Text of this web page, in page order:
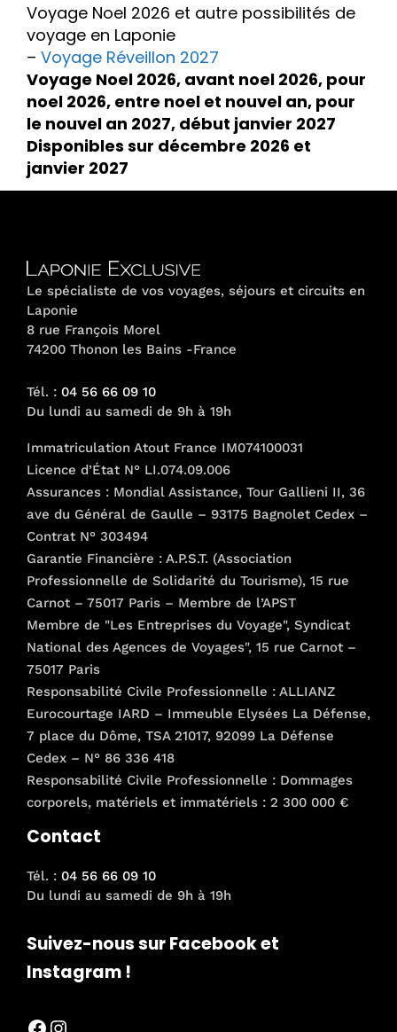
Voyage Noel 2026 et autre possibilités de
voyage en Laponie
– Voyage Réveillon 2027
Voyage Noel 2026, avant noel 2026, pour
noel 2026, entre noel et nouvel an, pour
le nouvel an 2027, début janvier 2027
Disponibles sur décembre 2026 et
janvier 2027
Le spécialiste de vos voyages, séjours et circuits en
Laponie
8 rue François Morel
74200 Thonon les Bains -France
Tél. : 04 56 66 09 10
Du lundi au samedi de 9h à 19h
Immatriculation Atout France IM074100031
Licence d’État N° LI.074.09.006
Assurances : Mondial Assistance, Tour Gallieni II, 36
ave du Général de Gaulle – 93175 Bagnolet Cedex –
Contrat N° 303494
Garantie Financière : A.P.S.T. (Association
Professionnelle de Solidarité du Tourisme), 15 rue
Carnot – 75017 Paris – Membre de l’APST
Membre de "Les Entreprises du Voyage", Syndicat
National des Agences de Voyages", 15 rue Carnot –
75017 Paris
Responsabilité Civile Professionnelle : ALLIANZ
Eurocourtage IARD – Immeuble Elysées La Défense,
7 place du Dôme, TSA 21017, 92099 La Défense
Cedex – N° 86 336 418
Responsabilité Civile Professionnelle : Dommages
corporels, matériels et immatériels : 2 300 000 €
Contact
Tél. : 04 56 66 09 10
Du lundi au samedi de 9h à 19h
Suivez-nous sur Facebook et
Instagram !